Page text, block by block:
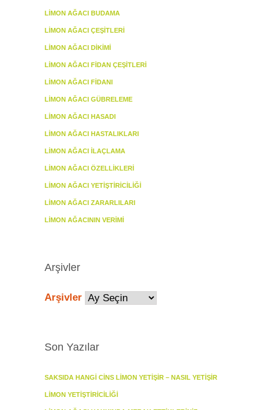
LIMON AĞACI BUDAMA
LIMON AĞACI ÇEŞITLERI
LIMON AĞACI DIKIMI
LIMON AĞACI FIDAN ÇEŞITLERI
LIMON AĞACI FIDANI
LIMON AĞACI GÜBRELEME
LIMON AĞACI HASADI
LIMON AĞACI HASTALIKLARI
LIMON AĞACI İLAÇLAMA
LIMON AĞACI ÖZELLIKLERI
LIMON AĞACI YETIŞTIRICILIĞI
LIMON AĞACI ZARARLILARI
LIMON AĞACININ VERIMI
Arşivler
Arşivler
Son Yazılar
SAKSIDA HANGI CINS LIMON YETIŞIR – NASIL YETIŞIR
LIMON YETIŞTIRICILIĞI